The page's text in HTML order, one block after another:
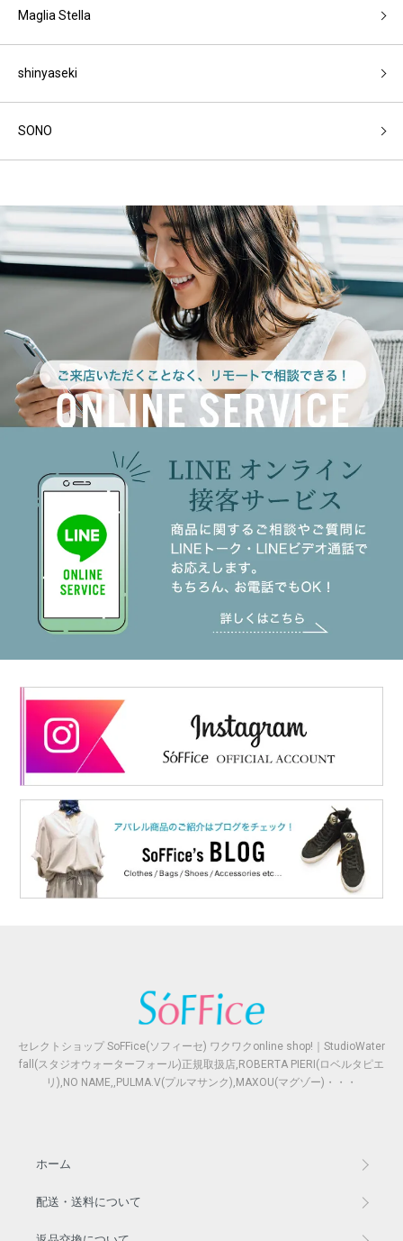
Maglia Stella
shinyaseki
SONO
セレクトショップ SoFFice(ソフィーセ) ワクワクonline shop!｜StudioWater
fall(スタジオウォーターフォール)正規取扱店,ROBERTA PIERI(ロベルタピエ
リ),NO NAME,,PULMA.V(プルマサンク),MAXOU(マグゾー)・・・
ホーム
配送・送料について